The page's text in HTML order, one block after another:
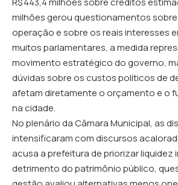
milhões gerou questionamentos
operação e sobre os reais interesses
muitos parlamentares, a medida
movimento estratégico do governo,
dúvidas sobre os custos políticos de
afetam diretamente o orçamento e o
na cidade.
No plenário da Câmara Municipal, as
intensificaram com discursos
acusa a prefeitura de priorizar liquidez
detrimento do patrimônio público,